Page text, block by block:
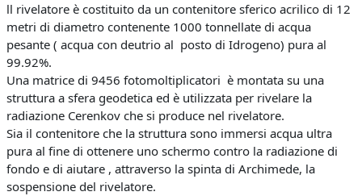
ll rivelatore è costituito da un contenitore sferico acrilico di 12
metri di diametro contenente 1000 tonnellate di acqua
pesante ( acqua con deutrio al posto di Idrogeno) pura al
99.92%.
Una matrice di 9456 fotomoltiplicatori è montata su una
struttura a sfera geodetica ed è utilizzata per rivelare la
radiazione Cerenkov che si produce nel rivelatore.
Sia il contenitore che la struttura sono immersi acqua ultra
pura al fine di ottenere uno schermo contro la radiazione di
fondo e di aiutare , attraverso la spinta di Archimede, la
sospensione del rivelatore.